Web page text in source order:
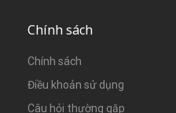
Chính sách
Chính sách
Điều khoản sử dụng
Câu hỏi thường gặp